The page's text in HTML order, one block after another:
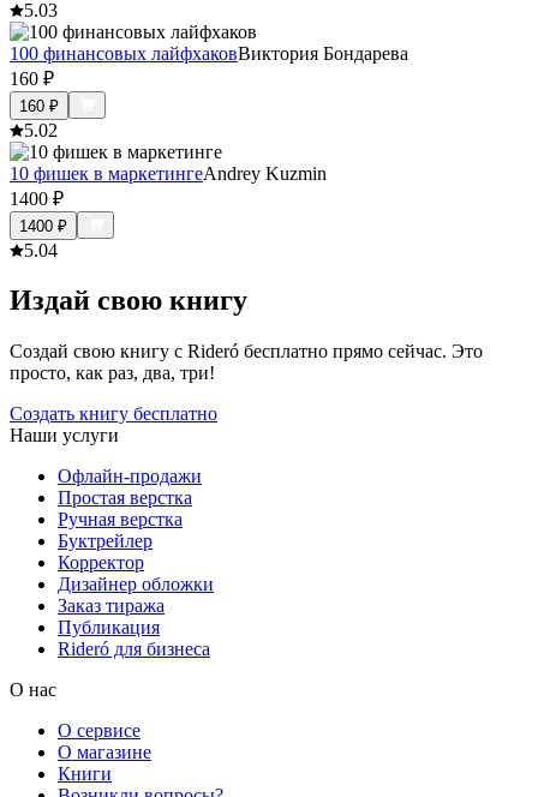
5.03
100 финансовых лайфхаковВиктория Бондарева
160 ₽
160 ₽
5.02
10 фишек в маркетингеAndrey Kuzmin
1400 ₽
1400 ₽
5.04
Издай свою книгу
Создай свою книгу с Rideró бесплатно прямо сейчас. Это
просто, как раз, два, три!
Создать книгу бесплатно
Наши услуги
Офлайн-продажи
Простая верстка
Ручная верстка
Буктрейлер
Корректор
Дизайнер обложки
Заказ тиража
Публикация
Rideró для бизнеса
О нас
О сервисе
О магазине
Книги